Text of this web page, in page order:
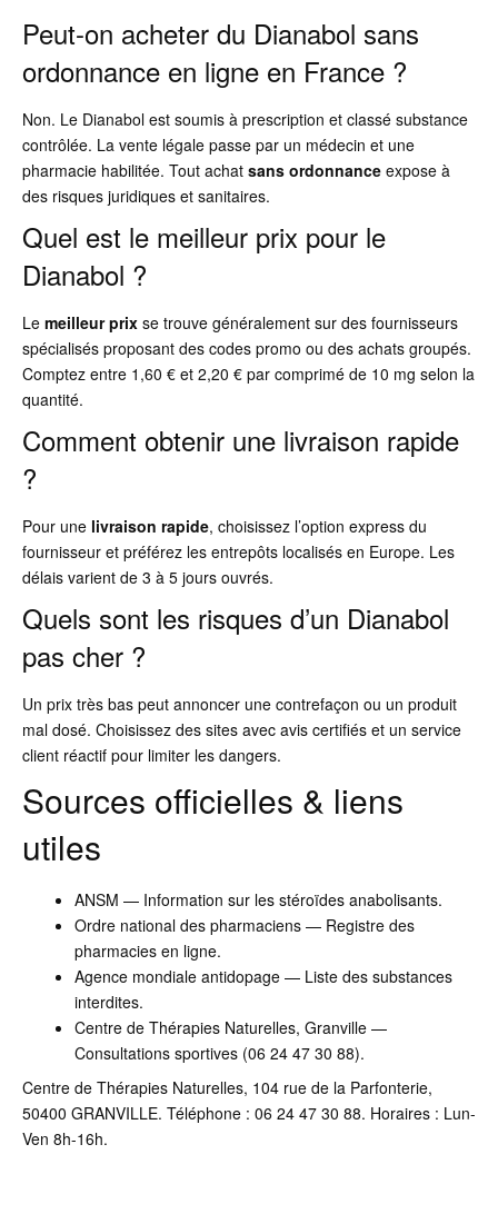
Peut-on acheter du Dianabol sans
ordonnance en ligne en France ?
Non. Le Dianabol est soumis à prescription et classé substance
contrôlée. La vente légale passe par un médecin et une
pharmacie habilitée. Tout achat sans ordonnance expose à
des risques juridiques et sanitaires.
Quel est le meilleur prix pour le
Dianabol ?
Le meilleur prix se trouve généralement sur des fournisseurs
spécialisés proposant des codes promo ou des achats groupés.
Comptez entre 1,60 € et 2,20 € par comprimé de 10 mg selon la
quantité.
Comment obtenir une livraison rapide
?
Pour une livraison rapide, choisissez l’option express du
fournisseur et préférez les entrepôts localisés en Europe. Les
délais varient de 3 à 5 jours ouvrés.
Quels sont les risques d’un Dianabol
pas cher ?
Un prix très bas peut annoncer une contrefaçon ou un produit
mal dosé. Choisissez des sites avec avis certifiés et un service
client réactif pour limiter les dangers.
Sources officielles & liens
utiles
ANSM — Information sur les stéroïdes anabolisants.
Ordre national des pharmaciens — Registre des
pharmacies en ligne.
Agence mondiale antidopage — Liste des substances
interdites.
Centre de Thérapies Naturelles, Granville —
Consultations sportives (06 24 47 30 88).
Centre de Thérapies Naturelles, 104 rue de la Parfonterie,
50400 GRANVILLE. Téléphone : 06 24 47 30 88. Horaires : Lun-
Ven 8h-16h.